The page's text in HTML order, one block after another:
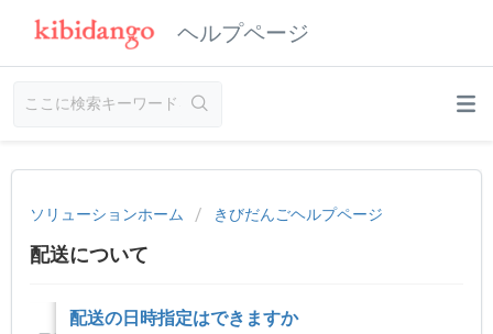
ヘルプページ
ソリューションホーム きびだんごヘルプページ
配送について
配送の日時指定はできますか